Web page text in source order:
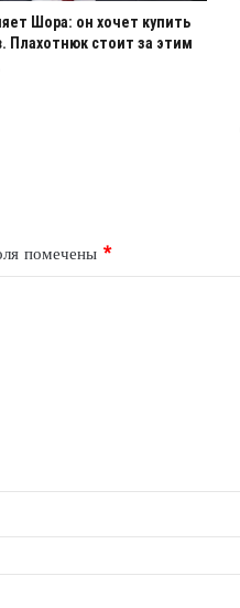
Шора: он хочет купить
Плахотнюк стоит за этим
помечены *